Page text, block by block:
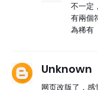
不一定
有兩個
為稀有
Unknown
网页改版了，